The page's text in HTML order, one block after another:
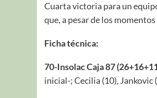
Cuarta victoria para un
que, a pesar de los momentos
Ficha técnica:
70-Insolac Caja 87
inicial-; Cecilia (10), Jankovic